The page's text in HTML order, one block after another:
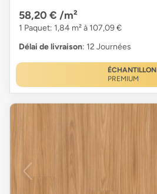
58,20 € /m²
1 Paquet: 1,84 m² à 107,09 €
Délai de livraison: 12 Journées
ÉCHANTILLON
PREMIUM